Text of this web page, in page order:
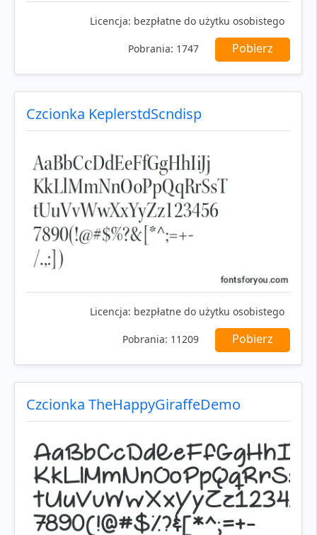
Licencja: bezpłatne do użytku osobistego
Pobrania: 1747 Pobierz
Czcionka KeplerstdScndisp
Licencja: bezpłatne do użytku osobistego
Pobrania: 11209 Pobierz
Czcionka TheHappyGiraffeDemo